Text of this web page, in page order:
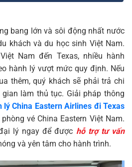
bang lớn và sôi động nhất nước
khách và du học sinh Việt Nam.
Nam đến Texas, nhiều hành
hành lý vượt mức quy định. Nếu
thêm, quý khách sẽ phải trả chi
làm thủ tục. Giải pháp thông
lý China Eastern Airlines đi Texas
vé China Eastern Việt Nam.
lý ngay để được hỗ trợ tư vấn
và yên tâm cho hành trình.